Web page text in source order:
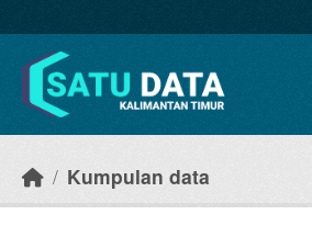
Kumpulan data